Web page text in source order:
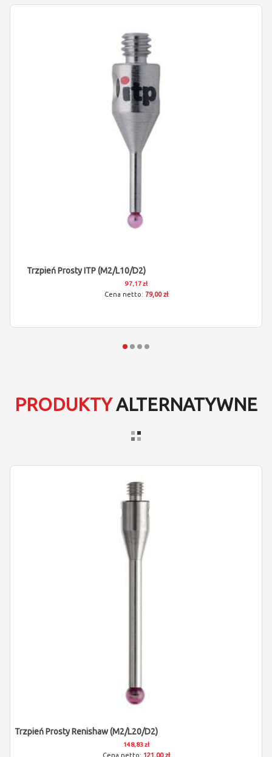
Trzpień Prosty ITP (M2/L10/D2)
97,17 zł
79,00 zł
PRODUKTYALTERNATYWNE
Trzpień Prosty Renishaw (M2/L20/D2)
148,83 zł
121,00 zł